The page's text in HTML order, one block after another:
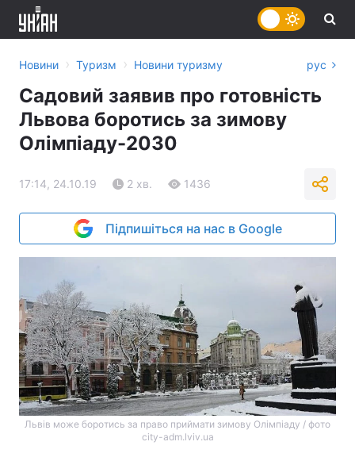
Новини › Туризм › Новини туризму рус
Садовий заявив про готовність
Львова боротись за зимову
Олімпіаду-2030
17:14, 24.10.19 2 хв. 1436
Підпишіться на нас в Google
Львів може боротись за право приймати зимову Олімпіаду / фото
city-adm.lviv.ua